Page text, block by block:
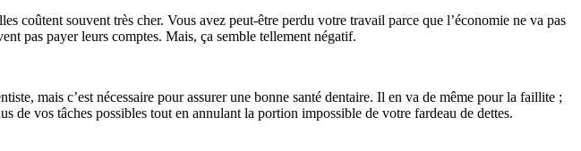
coûtent souvent très cher. Vous avez peut-être perdu votre travail parce que l’économie ne va pas
pas payer leurs comptes. Mais, ça semble tellement négatif.
mais c’est nécessaire pour assurer une bonne santé dentaire. Il en va de même pour la faillite ;
de vos tâches possibles tout en annulant la portion impossible de votre fardeau de dettes.